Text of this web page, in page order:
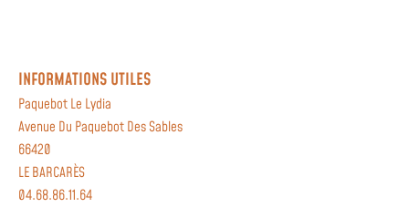
INFORMATIONS UTILES
Paquebot Le Lydia
Avenue Du Paquebot Des Sables
66420
LE BARCARÈS
04.68.86.11.64